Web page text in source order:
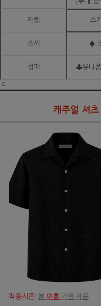
자켓 스
조끼 ♠
점퍼 ♣유니
ㅌ
캐주얼 셔츠
착용시즌: 봄 여름 가을 겨울